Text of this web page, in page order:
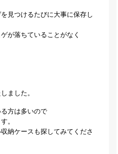
見つけるたびに大事に保存し
が落ちていることがなく
ました。
方は多いので
。
納ケースも探してみてくださ